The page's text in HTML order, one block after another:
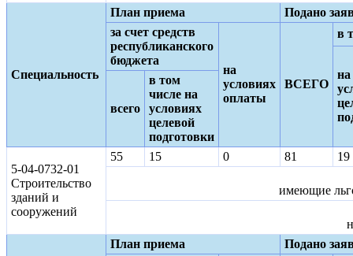
Специальность
План приема
Подано
за счет средств
республиканского
бюджета
на
условиях
оплаты
ВСЕГО
в
на
всего
в том
числе на
условиях
целевой
подготовки
5-04-0732-01
Строительство
зданий и
сооружений
55 15 0 81 19
имеющие
План приема
Подано